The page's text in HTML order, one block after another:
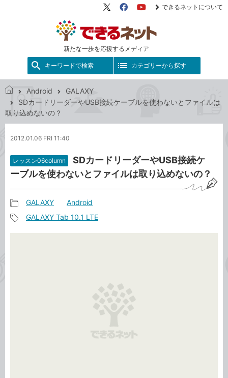
新たな一歩を応援するメディア
X（旧
FacebookYouTube
できるネットについて
キーワードで検索 カテゴリーから探す
で
き
ッ
Android
GALAXY
SDカードリーダーやUSB接続ケーブルを使わないとファイルは
取り込めないの？
2012.01.06 FRI 11:40
レッスン06column
SDカードリーダーやUSB接続ケ
ーブルを使わないとファイルは取り込めないの？
事
カ
GALAXY Android
GALAXY Tab 10.1 LTE